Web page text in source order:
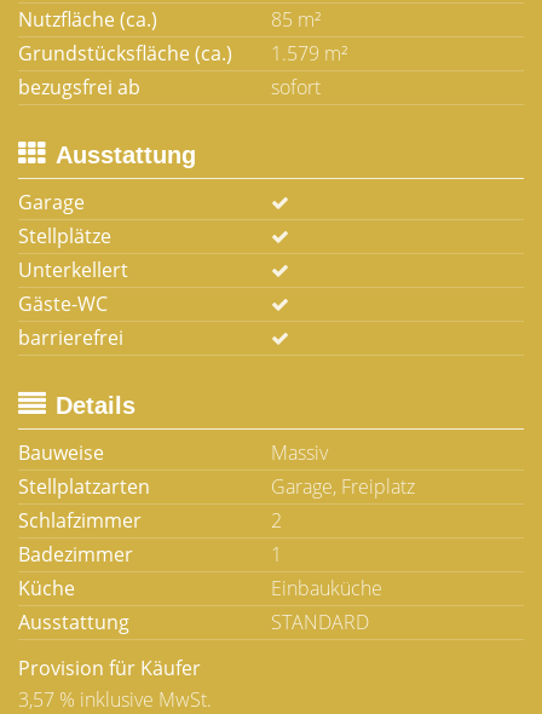
Nutzfläche (ca.)
85 m²
Grundstücksfläche (ca.)
1.579 m²
bezugsfrei ab
sofort
Ausstattung
Garage
Stellplätze
Unterkellert
Gäste-WC
barrierefrei
Details
Bauweise
Massiv
Stellplatzarten
Garage, Freiplatz
Schlafzimmer
2
Badezimmer
1
Küche
Einbauküche
Ausstattung
STANDARD
Provision für Käufer
3,57 % inklusive MwSt.